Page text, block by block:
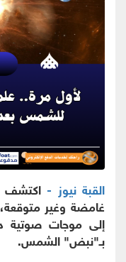
القبة نيوز - اكتشف
غامضة وغير
إلى موجات صوتية
بـ"نبض" الشمس.